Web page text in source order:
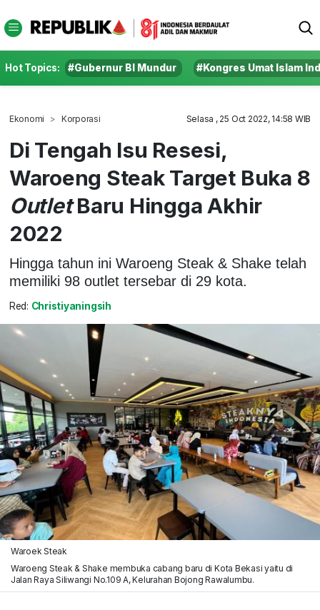
Hot Topics: #Gubernur BI Mundur #Kongres Umat Islam
Ekonomi Korporasi Selasa , 25 Oct 2022, 14:58 WIB
Di Tengah Isu Resesi,
Waroeng Steak Target Buka 8
OutletBaru Hingga Akhir
2022
Hingga tahun ini Waroeng Steak & Shake telah
memiliki 98 outlet tersebar di 29 kota.
Red: Christiyaningsih
Waroek Steak
Waroeng Steak & Shake membuka cabang baru di Kota Bekasi yaitu di
Jalan Raya Siliwangi No.109 A, Kelurahan Bojong Rawalumbu.